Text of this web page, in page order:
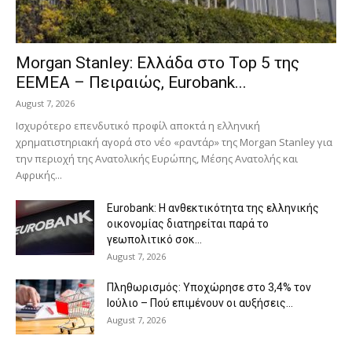
Morgan Stanley: Ελλάδα στο Top 5 της
EEMEA – Πειραιώς, Eurobank...
August 7, 2026
Ισχυρότερο επενδυτικό προφίλ αποκτά η ελληνική
χρηματιστηριακή αγορά στο νέο «ραντάρ» της Morgan Stanley για
την περιοχή της Ανατολικής Ευρώπης, Μέσης Ανατολής και
Αφρικής...
Eurobank: Η ανθεκτικότητα της ελληνικής
οικονομίας διατηρείται παρά το
γεωπολιτικό σοκ...
August 7, 2026
Πληθωρισμός: Υποχώρησε στο 3,4% τον
Ιούλιο – Πού επιμένουν οι αυξήσεις...
August 7, 2026